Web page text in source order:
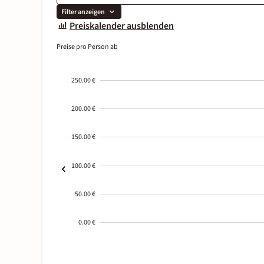
Filter anzeigen
Preiskalender ausblenden
Preise pro Person ab
250.00 €
200.00 €
150.00 €
100.00 €
50.00 €
0.00 €